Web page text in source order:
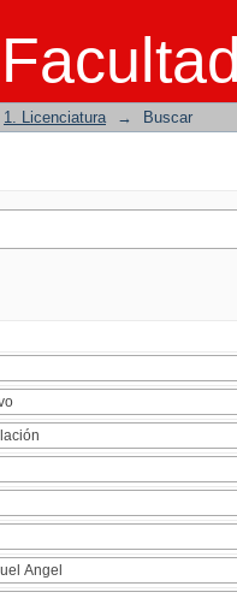
1. Licenciatura → Buscar